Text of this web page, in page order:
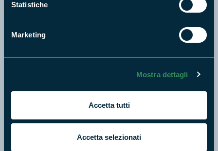
Statistiche
Marketing
Mostra dettagli
Accetta tutti
Accetta selezionati
News e appuntamenti
Enti di gestione